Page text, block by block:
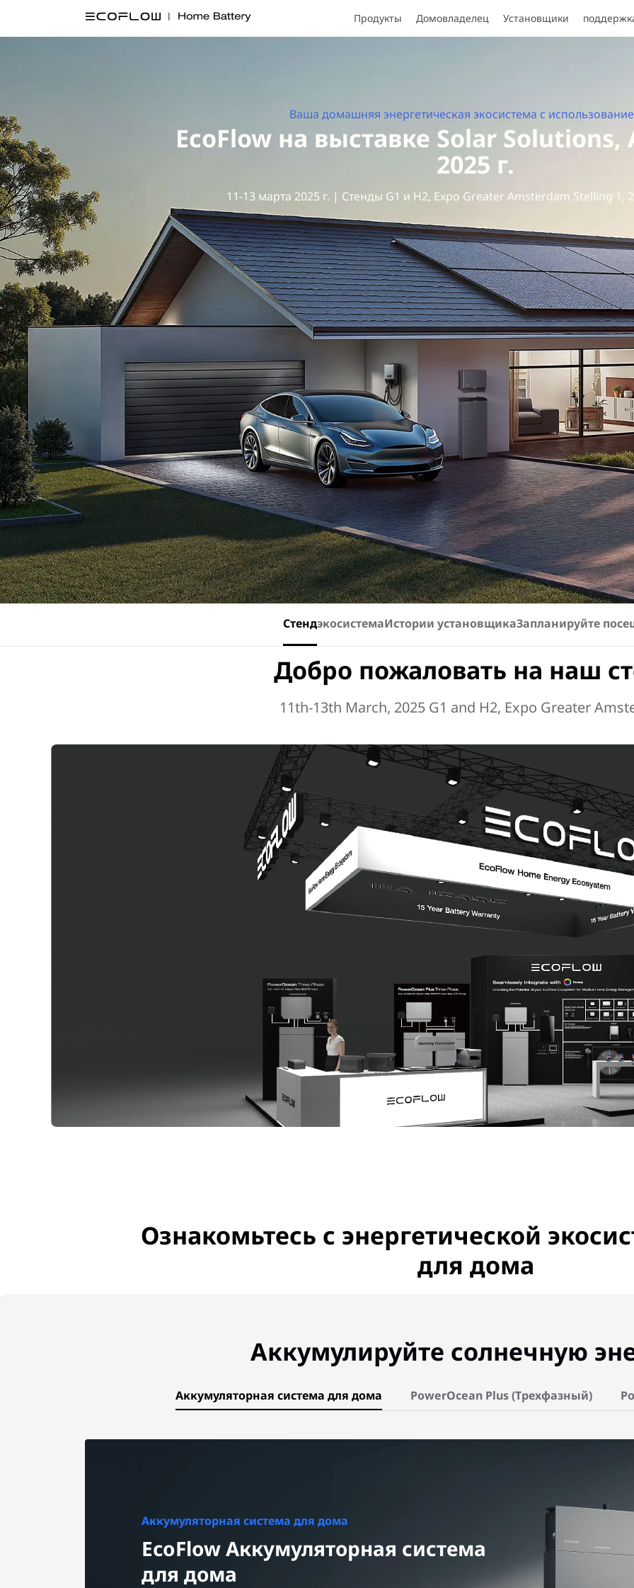
Продукты Домовладелец Установщики
Ваша домашняя энергетическая экосистема с
EcoFlow на выставке Solar
2025 г.
11-13 марта 2025 г. | Стенды G1 и H2, Expo Greater Amsterdam Stelling 1,
СтендэкосистемаИстории установщикаЗапланируйте
Добро пожаловать на наш
11th-13th March, 2025 G1 and H2, Expo Greater
Ознакомьтесь с энергетической
для дома
Аккумулируйте солнечную
Аккумуляторная система для дома PowerOcean Plus (Трехфазный)
Аккумуляторная система для дома
EcoFlow Аккумуляторная система
для дома